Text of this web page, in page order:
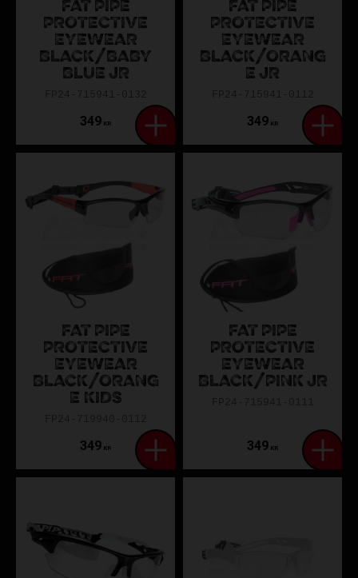
FAT PIPE
PROTECTIVE
EYEWEAR
BLACK/BABY
BLUE JR
349 KR
FAT PIPE
PROTECTIVE
EYEWEAR
BLACK/ORANG
E JR
349 KR
FAT PIPE
PROTECTIVE
EYEWEAR
BLACK/ORANG
E KIDS
349 KR
FAT PIPE
PROTECTIVE
EYEWEAR
BLACK/PINK JR
349 KR